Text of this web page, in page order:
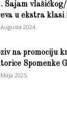
Sajam
u ekstra klasi
2024.
na promociju
Spomenke
2025.